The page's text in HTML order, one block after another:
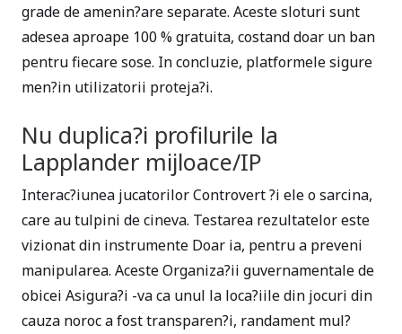
grade de amenin?are separate. Aceste sloturi sunt
adesea aproape 100 % gratuita, costand doar un ban
pentru fiecare sose. In concluzie, platformele sigure
men?in utilizatorii proteja?i.
Nu duplica?i profilurile la
Lapplander mijloace/IP
Interac?iunea jucatorilor Controvert ?i ele o sarcina,
care au tulpini de cineva. Testarea rezultatelor este
vizionat din instrumente Doar ia, pentru a preveni
manipularea. Aceste Organiza?ii guvernamentale de
obicei Asigura?i -va ca unul la loca?iile din jocuri din
cauza noroc a fost transparen?i, randament mul?